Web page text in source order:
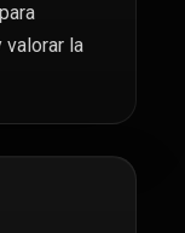
valorar la